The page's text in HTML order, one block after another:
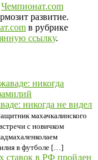
Чемпионат.com
развитие.
в рубрике
ссылку.
никогда не видел
махачкалинского
с новичком
в футболе […]